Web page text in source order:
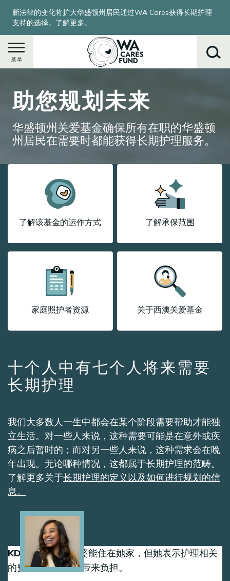
内
新法律的变化将扩大华盛顿州居民通过WA Cares获得长期护理
支持的选择。 了解更多。
菜单
助您规划未来
华盛顿州关爱基金确保所有在职的华盛顿
州居民在需要时都能获得长期护理服务。
了解该基金的运作方式 了解承保范围
家庭照护者资源 关于西澳关爱基金
十个人中有七个人将来需要
长期护理
我们大多数人一生中都会在某个阶段需要帮助才能独
立生活。对一些人来说，这种需要可能是在意外或疾
病之后暂时的；而对另一些人来说，这种需求会在晚
年出现。无论哪种情况，这都属于长期护理的范畴。
了解更多关于长期护理的定义以及如何进行规划的信
息。
KD 很感激她的婆婆能住在她家，但她表示护理相关
的费用可能会给她带来负担。
Image